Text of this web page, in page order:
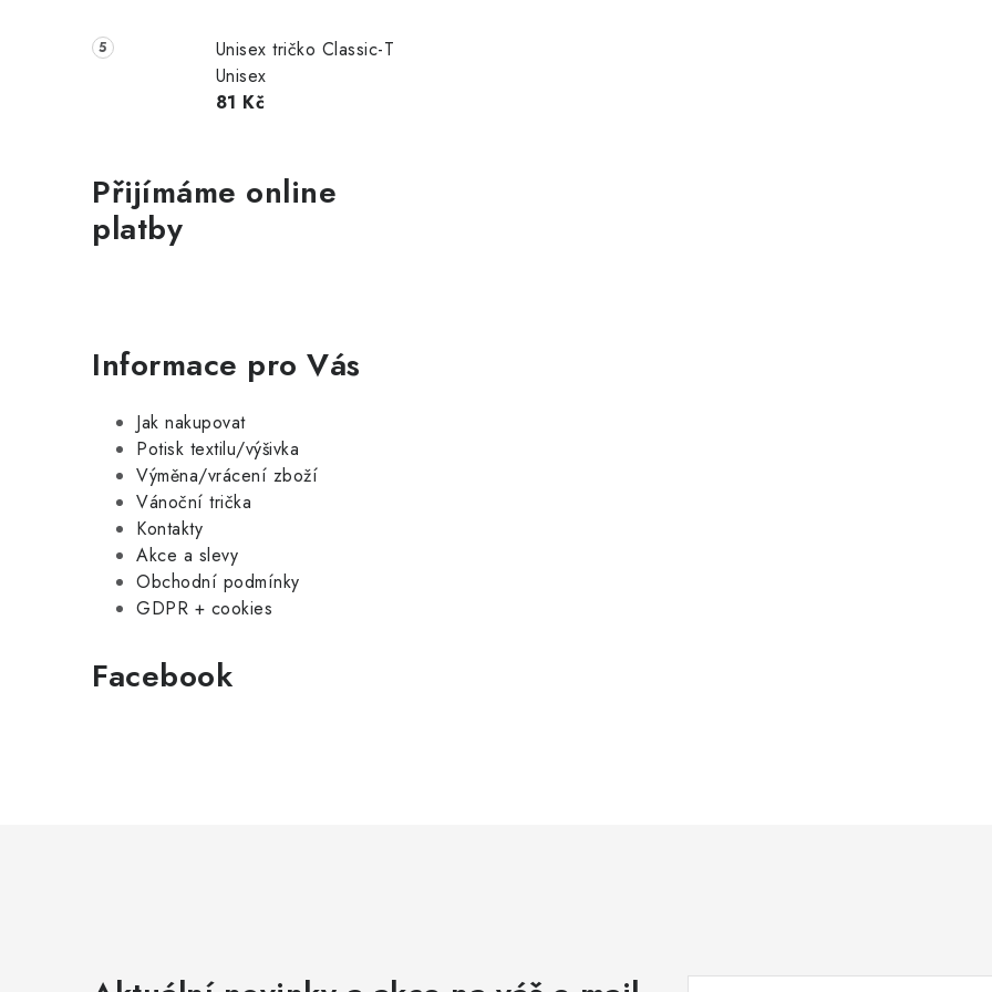
Unisex tričko Classic-T
Unisex
81 Kč
Přijímáme online
platby
Informace pro Vás
Jak nakupovat
Potisk textilu/výšivka
Výměna/vrácení zboží
Vánoční trička
Kontakty
Akce a slevy
Obchodní podmínky
GDPR + cookies
Facebook